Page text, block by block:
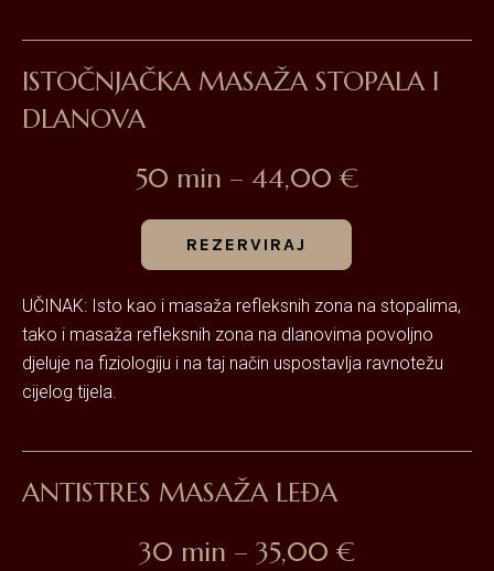
ISTOČNJAČKA MASAŽA STOPALA I
DLANOVA
50 min – 44,00 €
REZERVIRAJ
UČINAK: Isto kao i masaža refleksnih zona na stopalima,
tako i masaža refleksnih zona na dlanovima povoljno
djeluje na fiziologiju i na taj način uspostavlja ravnotežu
cijelog tijela.
ANTISTRES MASAŽA LEĐA
30 min – 35,00 €